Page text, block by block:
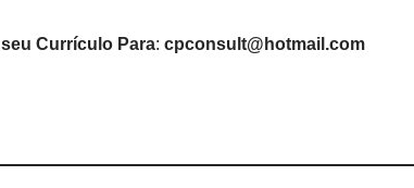
seu Currículo Para: cpconsult@hotmail.com